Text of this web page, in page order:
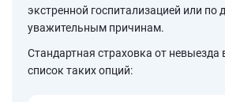
экстренной госпитализацией или по
уважительным причинам.
Стандартная страховка от невыезда
список таких опций: